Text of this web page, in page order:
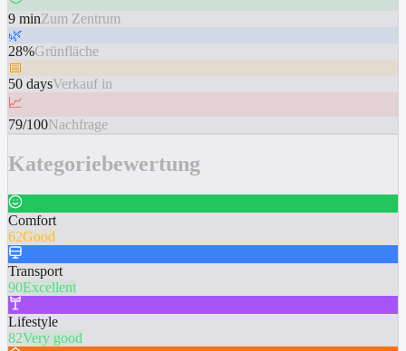
9 minZum Zentrum
🌿
28%Grünfläche
📅
50 daysVerkauf in
📈
79/100Nachfrage
Kategoriebewertung
Comfort
62Good
Transport
90Excellent
Lifestyle
82Very good